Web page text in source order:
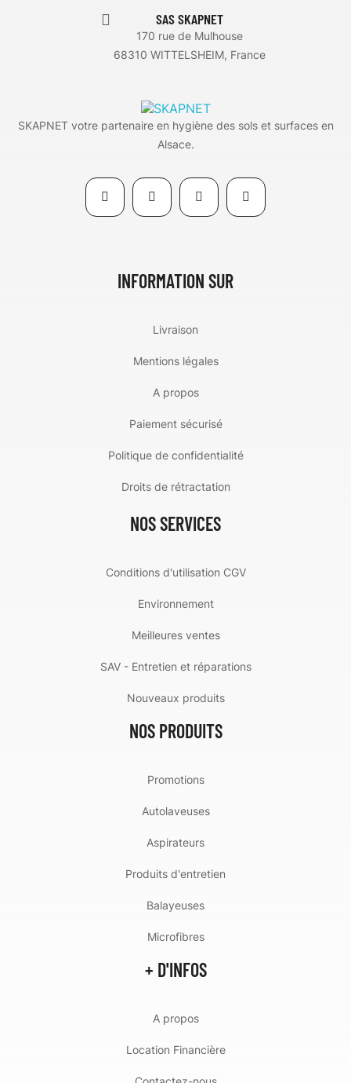
SAS SKAPNET
170 rue de Mulhouse
68310 WITTELSHEIM, France
SKAPNET votre partenaire en hygiène des sols et surfaces en
Alsace.
INFORMATION SUR
Livraison
Mentions légales
A propos
Paiement sécurisé
Politique de confidentialité
Droits de rétractation
NOS SERVICES
Conditions d'utilisation CGV
Environnement
Meilleures ventes
SAV - Entretien et réparations
Nouveaux produits
NOS PRODUITS
Promotions
Autolaveuses
Aspirateurs
Produits d'entretien
Balayeuses
Microfibres
+ D'INFOS
A propos
Location Financière